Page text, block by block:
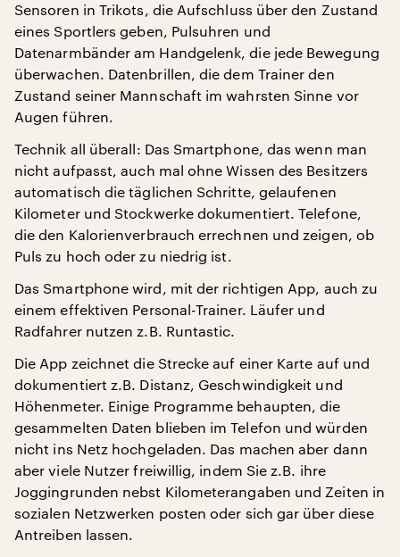
Sensoren in Trikots, die Aufschluss über den Zustand
eines Sportlers geben, Pulsuhren und
Datenarmbänder am Handgelenk, die jede Bewegung
überwachen. Datenbrillen, die dem Trainer den
Zustand seiner Mannschaft im wahrsten Sinne vor
Augen führen.
Technik all überall: Das Smartphone, das wenn man
nicht aufpasst, auch mal ohne Wissen des Besitzers
automatisch die täglichen Schritte, gelaufenen
Kilometer und Stockwerke dokumentiert. Telefone,
die den Kalorienverbrauch errechnen und zeigen, ob
Puls zu hoch oder zu niedrig ist.
Das Smartphone wird, mit der richtigen App, auch zu
einem effektiven Personal-Trainer. Läufer und
Radfahrer nutzen z.B. Runtastic.
Die App zeichnet die Strecke auf einer Karte auf und
dokumentiert z.B. Distanz, Geschwindigkeit und
Höhenmeter. Einige Programme behaupten, die
gesammelten Daten blieben im Telefon und würden
nicht ins Netz hochgeladen. Das machen aber dann
aber viele Nutzer freiwillig, indem Sie z.B. ihre
Joggingrunden nebst Kilometerangaben und Zeiten in
sozialen Netzwerken posten oder sich gar über diese
Antreiben lassen.